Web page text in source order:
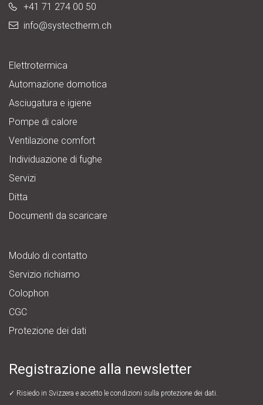
+41 71 274 00 50
info@systectherm.ch
Elettrotermica
Automazione domotica
Asciugatura e igiene
Pompe di calore
Ventilazione comfort
Individuazione di fughe
Servizi
Ditta
Documenti da scaricare
Modulo di contatto
Servizio richiamo
Colophon
CGC
Protezione dei dati
Registrazione alla newsletter
✓ Risiedo in Svizzera e accetto le condizioni sulla protezione dei dati.